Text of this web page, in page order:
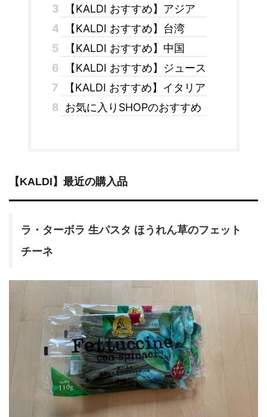
3
【KALDI おすすめ】アジア
4
【KALDI おすすめ】台湾
5
【KALDI おすすめ】中国
6
【KALDI おすすめ】ジュース
7
【KALDI おすすめ】イタリア
8 お気に入りSHOPのおすすめ
【KALDI】最近の購入品
ラ・ターボラ 生パスタ ほうれん草のフェット
チーネ